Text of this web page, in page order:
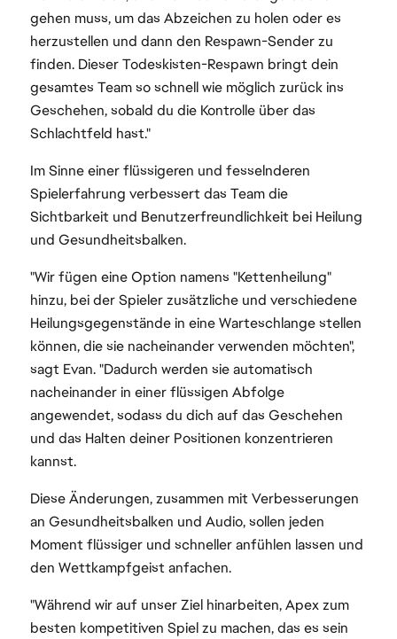
gehen muss, um das Abzeichen zu holen oder es
herzustellen und dann den Respawn-Sender zu
finden. Dieser Todeskisten-Respawn bringt dein
gesamtes Team so schnell wie möglich zurück ins
Geschehen, sobald du die Kontrolle über das
Schlachtfeld hast."
Im Sinne einer flüssigeren und fesselnderen
Spielerfahrung verbessert das Team die
Sichtbarkeit und Benutzerfreundlichkeit bei Heilung
und Gesundheitsbalken.
"Wir fügen eine Option namens "Kettenheilung"
hinzu, bei der Spieler zusätzliche und verschiedene
Heilungsgegenstände in eine Warteschlange stellen
können, die sie nacheinander verwenden möchten",
sagt Evan. "Dadurch werden sie automatisch
nacheinander in einer flüssigen Abfolge
angewendet, sodass du dich auf das Geschehen
und das Halten deiner Positionen konzentrieren
kannst.
Diese Änderungen, zusammen mit Verbesserungen
an Gesundheitsbalken und Audio, sollen jeden
Moment flüssiger und schneller anfühlen lassen und
den Wettkampfgeist anfachen.
"Während wir auf unser Ziel hinarbeiten, Apex zum
besten kompetitiven Spiel zu machen, das es sein